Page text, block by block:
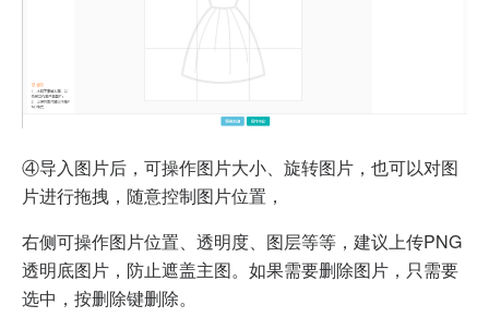
④导入图片后，可操作图片大小、旋转图片，也可以对图
片进行拖拽，随意控制图片位置，
右侧可操作图片位置、透明度、图层等等，建议上传PNG
透明底图片，防止遮盖主图。如果需要删除图片，只需要
选中，按删除键删除。